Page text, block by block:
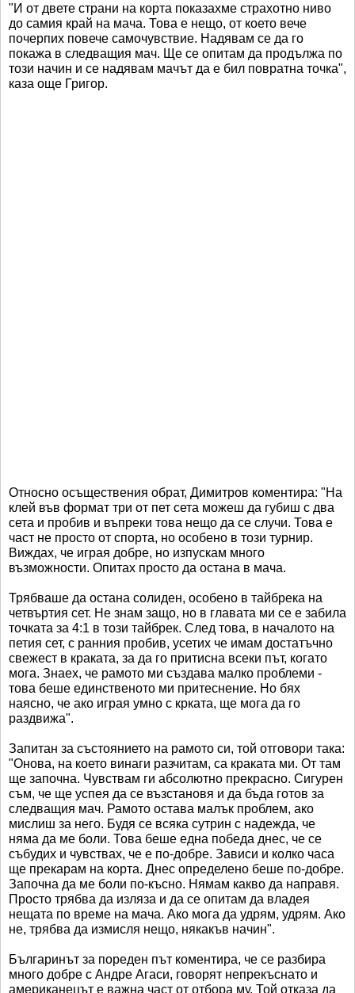
"И от двете страни на корта показахме страхотно ниво
до самия край на мача. Това е нещо, от което вече
почерпих повече самочувствие. Надявам се да го
покажа в следващия мач. Ще се опитам да продължа по
този начин и се надявам мачът да е бил повратна точка",
каза още Григор.
Относно осъществения обрат, Димитров коментира: "На
клей във формат три от пет сета можеш да губиш с два
сета и пробив и въпреки това нещо да се случи. Това е
част не просто от спорта, но особено в този турнир.
Виждах, че играя добре, но изпускам много
възможности. Опитах просто да остана в мача.
Трябваше да остана солиден, особено в тайбрека на
четвъртия сет. Не знам защо, но в главата ми се е забила
точката за 4:1 в този тайбрек. След това, в началото на
петия сет, с ранния пробив, усетих че имам достатъчно
свежест в краката, за да го притисна всеки път, когато
мога. Знаех, че рамото ми създава малко проблеми -
това беше единственото ми притеснение. Но бях
наясно, че ако играя умно с крката, ще мога да го
раздвижа".
Запитан за състоянието на рамото си, той отговори така:
"Онова, на което винаги разчитам, са краката ми. От там
ще започна. Чувствам ги абсолютно прекрасно. Сигурен
съм, че ще успея да се възстановя и да бъда готов за
следващия мач. Рамото остава малък проблем, ако
мислиш за него. Будя се всяка сутрин с надежда, че
няма да ме боли. Това беше една победа днес, че се
събудих и чувствах, че е по-добре. Зависи и колко часа
ще прекарам на корта. Днес определено беше по-добре.
Започна да ме боли по-късно. Нямам какво да направя.
Просто трябва да изляза и да се опитам да владея
нещата по време на мача. Ако мога да удрям, удрям. Ако
не, трябва да измисля нещо, някакъв начин".
Българинът за пореден път коментира, че се разбира
много добре с Андре Агаси, говорят непрекъснато и
американецът е важна част от отбора му. Той отказа да